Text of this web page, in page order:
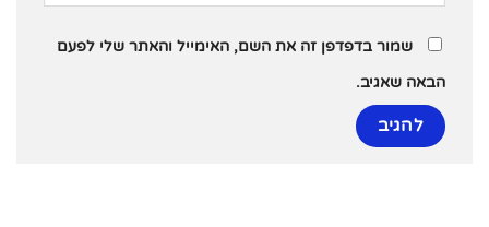
שמור בדפדפן זה את השם, האימייל והאתר שלי לפעם
הבאה שאגיב.